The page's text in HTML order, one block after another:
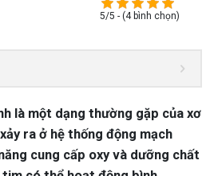
5/5 - (4 bình chọn)
là một dạng thường gặp của xơ
ra ở hệ thống động mạch
cung cấp oxy và dưỡng chất